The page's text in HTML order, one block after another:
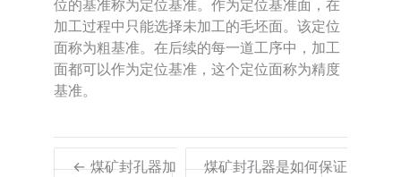
位的基准称为定位基准。作为定位基准面，在
加工过程中只能选择未加工的毛坯面。该定位
面称为粗基准。在后续的每一道工序中，加工
面都可以作为定位基准，这个定位面称为精度
基准。
← 煤矿封孔器加
煤矿封孔器是如何保证